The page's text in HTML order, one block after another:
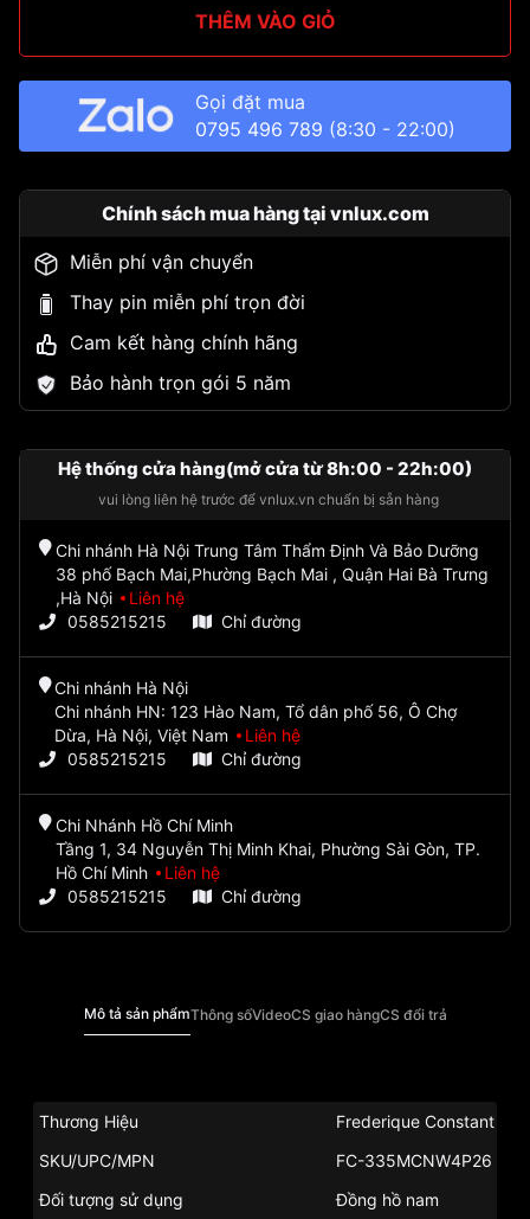
THÊM VÀO GIỎ
Gọi đặt mua
0795 496 789 (8:30 - 22:00)
Chính sách mua hàng tại vnlux.com
Miễn phí vận chuyển
Thay pin miễn phí trọn đời
Cam kết hàng chính hãng
Bảo hành trọn gói 5 năm
Hệ thống cửa hàng(mở cửa từ 8h:00 - 22h:00)
vui lòng liên hệ trước để vnlux.vn chuẩn bị sẵn hàng
Chi nhánh Hà Nội Trung Tâm Thẩm Định Và Bảo Dưỡng
38 phố Bạch Mai,Phường Bạch Mai , Quận Hai Bà Trưng
,Hà Nội
Liên hệ
0585215215
Chỉ đường
Chi nhánh Hà Nội
Chi nhánh HN: 123 Hào Nam, Tổ dân phố 56, Ô Chợ
Dừa, Hà Nội, Việt Nam
Liên hệ
0585215215
Chỉ đường
Chi Nhánh Hồ Chí Minh
Tầng 1, 34 Nguyễn Thị Minh Khai, Phường Sài Gòn, TP.
Hồ Chí Minh
Liên hệ
0585215215
Chỉ đường
Mô tả sản phẩmThông sốVideoCS giao hàngCS đổi trả
Thương Hiệu
Frederique Constant
SKU/UPC/MPN
FC-335MCNW4P26
Đối tượng sử dụng
Đồng hồ nam